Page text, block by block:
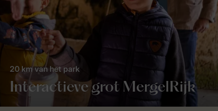
Interactieve grot MergelRijk
20 km van het park